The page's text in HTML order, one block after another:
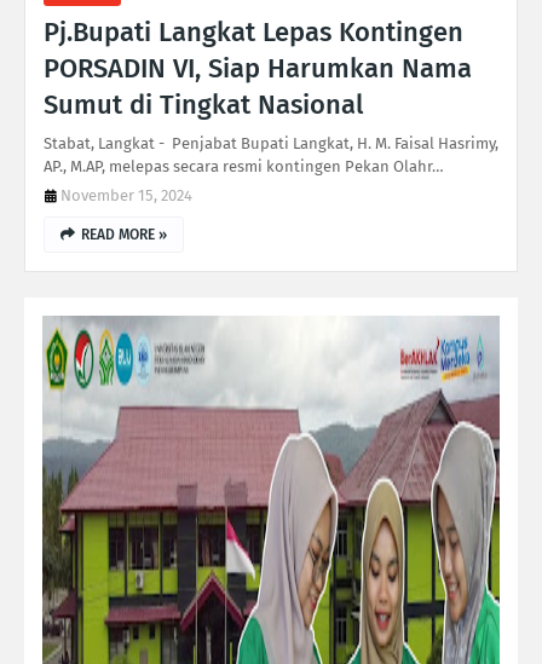
Pj.Bupati Langkat Lepas Kontingen
PORSADIN VI, Siap Harumkan Nama
Sumut di Tingkat Nasional
Stabat, Langkat - Penjabat Bupati Langkat, H. M. Faisal Hasrimy,
AP., M.AP, melepas secara resmi kontingen Pekan Olahr…
November 15, 2024
READ MORE »